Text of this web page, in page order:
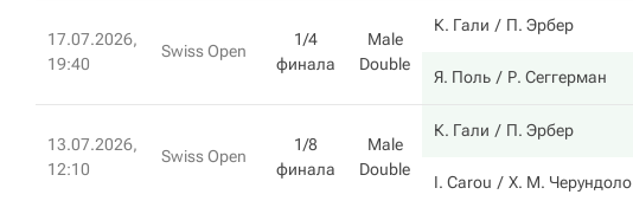
17.07.2026,
19:40
Swiss Open
1/4
финала
Male
Double
К. Гали П. Эрбер
Я. Поль Р. Сеггерман
13.07.2026,
12:10
Swiss Open
1/8
финала
Male
Double
К. Гали П. Эрбер
I. Carou Х. М. Черундоло